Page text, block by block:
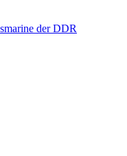
der DDR